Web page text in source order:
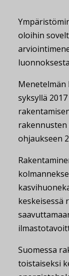
oloihin
syksyllä
ohjaukseen
keskeisessä
Suomessa
toistaiseksi